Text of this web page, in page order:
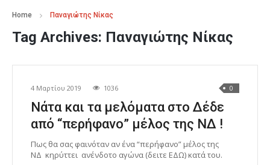
Home Παναγιώτης Νίκας
Tag Archives: Παναγιώτης Νίκας
4 Μαρτίου 2019 1036 0
Νάτα και τα μελόματα στο Δέδε
από “περήφανο” μέλος της ΝΔ !
Πως θα σας φαινόταν αν ένα “περήφανο” μέλος της
ΝΔ κηρύττει ανένδοτο αγώνα (δειτε ΕΔΩ) κατά του.